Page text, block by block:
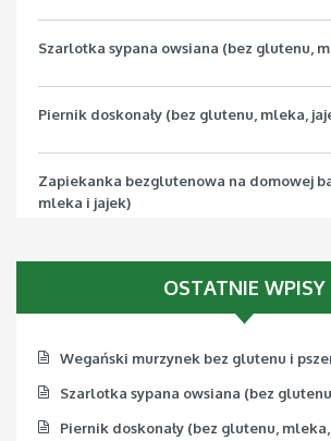
Szarlotka sypana owsiana (bez glutenu,
Piernik doskonały (bez glutenu, mleka,
Zapiekanka bezglutenowa na domowej
mleka i jajek)
OSTATNIE WPISY
Wegański murzynek bez glutenu i
Szarlotka sypana owsiana (bez
Piernik doskonały (bez glutenu,